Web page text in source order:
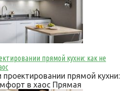
прямой кухни: как не
прямой кухни:
в хаос Прямая